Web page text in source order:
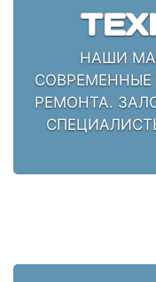
НАШИ
РЕМОНТА.